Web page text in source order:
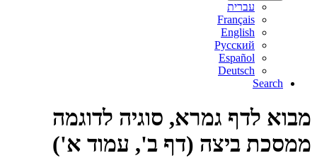
עברית
Français
English
Русский
Español
Deutsch
Search
מבוא לדף גמרא, סוגיה לדוגמה
ממסכת ביצה (דף ב', עמוד א')